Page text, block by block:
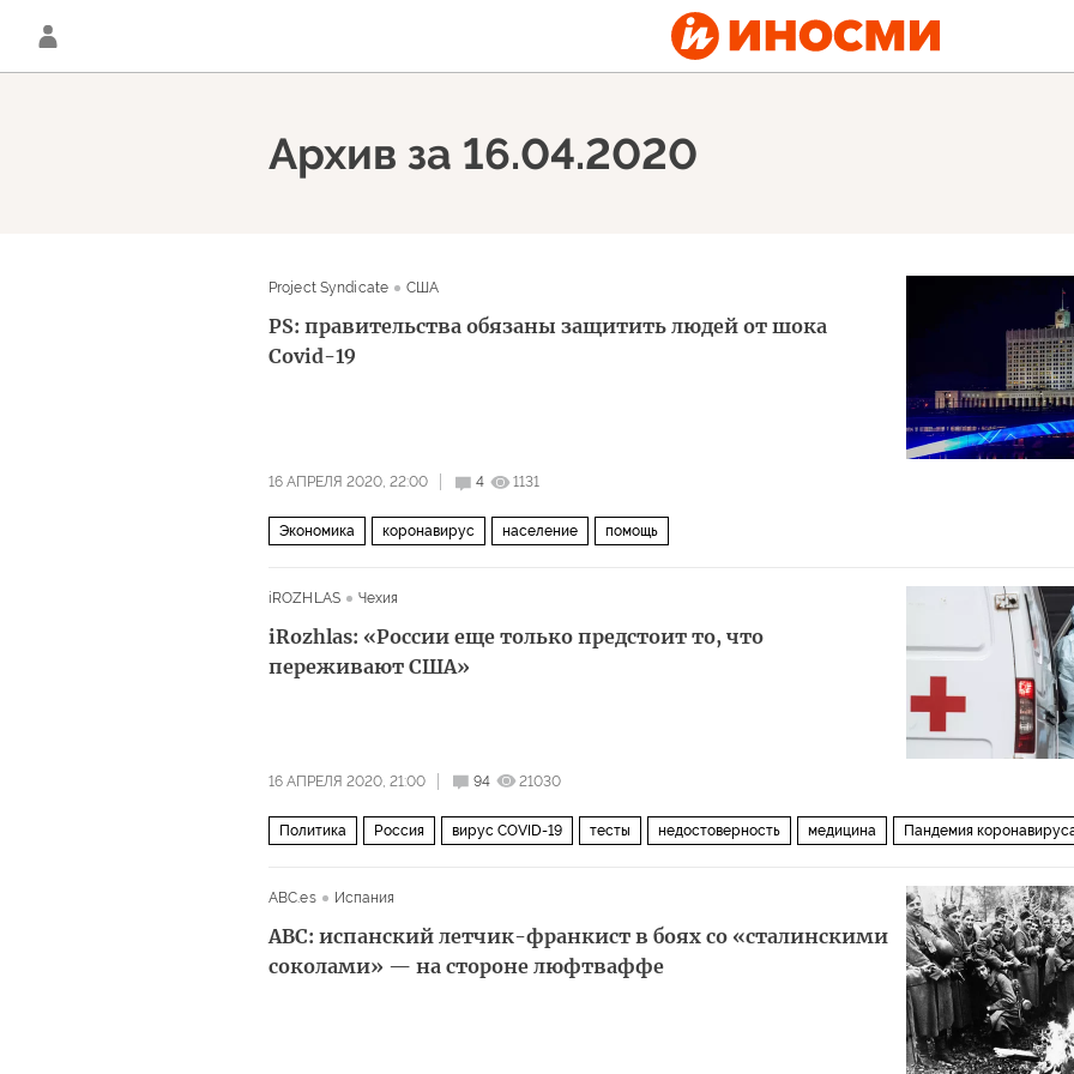
Архив за 16.04.2020
Project Syndicate США
PS: правительства обязаны защитить людей от шока
Covid-19
16 АПРЕЛЯ 2020, 22:00 4 1131
Экономика коронавирус население помощь
iROZHLAS Чехия
iRozhlas: «России еще только предстоит то, что
переживают США»
16 АПРЕЛЯ 2020, 21:00 94 21030
Политика Россия вирус COVID-19 тесты недостоверность медицина Пандемия
ABC.es Испания
ABC: испанский летчик-франкист в боях со «сталинскими
соколами» — на стороне люфтваффе